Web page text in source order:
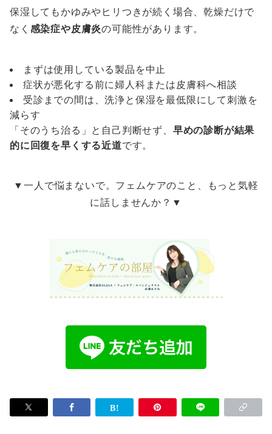
保湿してもかゆみやヒリつきが続く場合、乾燥だけで
なく 感染症や皮膚炎の可能性があります。
まずは使用している製品を中止
症状が悪化する前に婦人科または皮膚科へ相談
受診までの間は、洗浄と保湿を最低限にして刺激を
減らす
「そのうち治る」と自己判断せず、 早めの診断が結果
的に回復を早くする近道です。
▼一人で悩まないで。フェムケアのこと、もっと気軽
に話しませんか？▼